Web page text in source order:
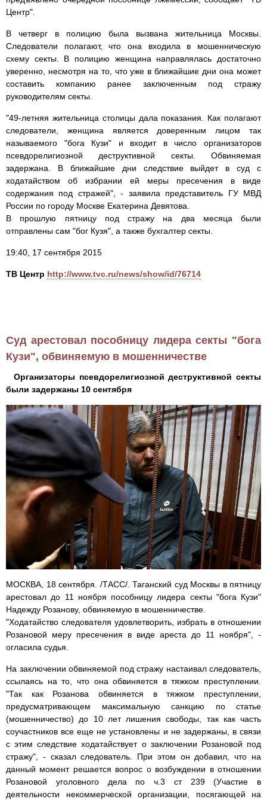
Центр".
В четверг в полицию была вызвана жительница Москвы.
Следователи полагают, что она входила в мошенническую
схему секты. В полицию женщина направлялась достаточно
уверенно, несмотря на то, что уже в ближайшие дни она может
составить компанию ранее заключенным под стражу
руководителям секты.
"49-летняя жительница столицы дала показания. Как полагают
следователи, женщина является доверенным лицом так
называемого "бога Кузи" и входит в число организаторов
псевдорелигиозной деструктивной секты. Обвиняемая
задержана. В ближайшие дни следствие выйдет в суд с
ходатайством об избрании ей меры пресечения в виде
содержания под стражей", - заявила представитель ГУ МВД
России по городу Москве Екатерина Девятова.
В прошлую пятницу под стражу на два месяца были
отправлены сам "бог Кузя", а также бухгалтер секты.
19:40, 17 сентября 2015
ТВ Центр http://www.tvc.ru/news/show/id/76714
Суд арестовал пособницу лидера секты "бога
Кузи", обвиняемую в мошенничестве
Организаторы псевдорелигиозной деструктивной секты
были задержаны 10 сентября
МОСКВА, 18 сентября. /ТАСС/. Таганский суд Москвы в пятницу
арестовал до 11 ноября пособницу лидера секты "бога Кузи"
Надежду Розанову, обвиняемую в мошенничестве.
"Ходатайство следователя удовлетворить, избрать в отношении
Розановой меру пресечения в виде ареста до 11 ноября", -
огласила судья.
На заключении обвиняемой под стражу настаивал следователь,
ссылаясь на то, что она обвиняется в тяжком преступлении.
"Так как Розанова обвиняется в тяжком преступлении,
предусматривающем максимальную санкцию по статье
(мошенничество) до 10 лет лишения свободы, так как часть
соучастников все еще не установлены и не задержаны, в связи
с этим следствие ходатайствует о заключении Розановой под
стражу", - сказал следователь. При этом он добавил, что на
данный момент решается вопрос о возбуждении в отношении
Розановой уголовного дела по ч.3 ст 239 (Участие в
деятельности некоммерческой организации, посягающей на